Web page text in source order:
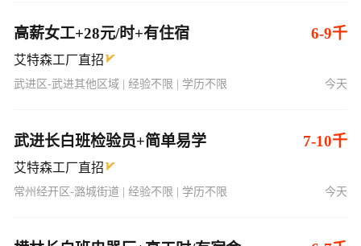
高薪女工+28元/时+有住宿 6-9千
艾特森工厂直招
武进区-武进其他区域 | 经验不限 | 学历不限 今天
武进长白班检验员+简单易学 7-10千
艾特森工厂直招
常州经开区-潞城街道 | 经验不限 | 学历不限 今天